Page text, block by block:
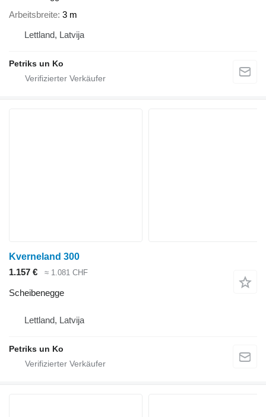
Arbeitsbreite 3 m
Lettland, Latvija
Petriks un Ko
Kverneland 300
1.157 €
≈ 1.081 CHF
Scheibenegge
Lettland, Latvija
Petriks un Ko